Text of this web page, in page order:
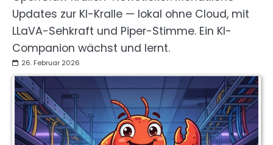
Updates zur KI-Kralle — lokal ohne Cloud, mit
LLaVA-Sehkraft und Piper-Stimme. Ein KI-
Companion wächst und lernt.
26. Februar 2026